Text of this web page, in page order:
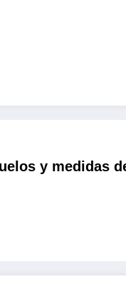
y medidas